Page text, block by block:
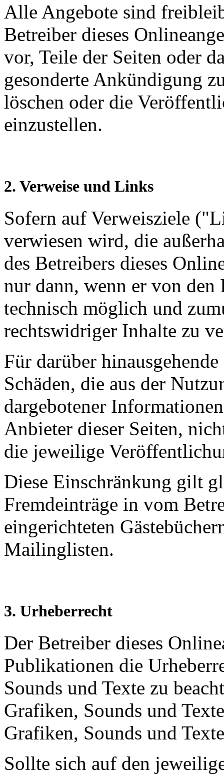
Alle Angebote sind
Betreiber dieses
vor, Teile der Seiten oder
gesonderte Ankündigung
löschen oder die
einzustellen.
2. Verweise und Links
Sofern auf Verweisziele
verwiesen wird, die
des Betreibers dieses
nur dann, wenn er von
technisch möglich und
rechtswidriger Inhalte zu
Für darüber
Schäden, die aus der
dargebotener
Anbieter dieser Seiten,
die jeweilige
Diese Einschränkung gilt
Fremdeinträge in vom
eingerichteten
Mailinglisten.
3. Urheberrecht
Der Betreiber dieses
Publikationen die
Sounds und Texte zu
Grafiken, Sounds und
Grafiken, Sounds und
Sollte sich auf den